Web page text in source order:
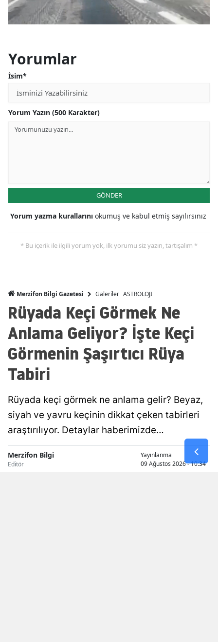
Yorumlar
İsim*
Yorum Yazın (500 Karakter)
GÖNDER
Yorum yazma kurallarını okumuş ve kabul etmiş sayılırsınız
* Bu içerik ile ilgili yorum yok, ilk yorumu siz yazın, tartışalım *
Merzifon Bilgi Gazetesi Galeriler ASTROLOJİ
Rüyada Keçi Görmek Ne
Anlama Geliyor? İşte Keçi
Görmenin Şaşırtıcı Rüya
Tabiri
Rüyada keçi görmek ne anlama gelir? Beyaz,
siyah ve yavru keçinin dikkat çeken tabirleri
araştırılıyor. Detaylar haberimizde…
Merzifon Bilgi
Editör
Yayınlanma
09 Ağustos 2026 - 10:34